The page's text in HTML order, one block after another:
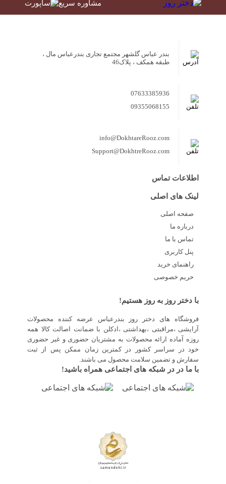
مشاوره سریع
بندر عباس گلشهر مجتمع تجاری بندرعباس مال ،
طبقه همکف ، پلاک46
07633385936
09355068155
info@DokhtareRooz.com
Support@DokhtreRooz.com
اطلاعات تماس
لینک های اصلی
صفحه اصلی
درباره ما
تماس با ما
پنل کاربری
راهنمای خرید
حریم خصوصی
با دختر روز به روز هستیم!
فروشگاه های دختر روز بندرعباس عرضه کننده محصولات
آرایشی ،مراقبتی ،بهداشتی ،ادکلن با ضمانت اصالت کالا همه
روزه آماده ارائه محصولات به مشتریان حضوری و غیر حضوری
خود در سراسر کشور در کمترین زمان ممکن پس از ثبت
سفارش و تضمین سلامت محصول می باشند.
با ما در در شبکه های اجتماعی همراه باشید!